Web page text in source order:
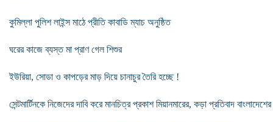
কুমিল্লা পুলিশ লাইন্স মাঠে প্রীতি কাবাডি ম্যাচ অনুষ্ঠিত
ঘরের কাজে ব্যস্ত মা প্রাণ গেল শিশুর
ইউরিয়া, সোডা ও কাপড়ের মাড় দিয়ে চানাচুর তৈরি হচ্ছে !
সেন্টমার্টিনকে নিজেদের দাবি করে মানচিত্র প্রকাশ মিয়ানমারের, কড়া প্রতিবাদ বাংলাদেশের